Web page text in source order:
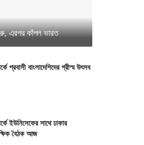
এরপর কাঁপল ভারত
প্রবাসী বাংলাদেশিদের গ্রীস্ম উৎসব
ইউনিসেফের সাথে ঢাকার
বৈঠক আজ